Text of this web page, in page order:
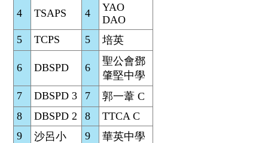
4 TSAPS 4
YAO
DAO
5
TCPS 5 培英
6 DBSPD 6
聖公會鄧
肇堅中學
7
DBSPD 3 7
郭一葦 C
8
DBSPD 2 8
TTCA C
9
沙呂小 9
華英中學